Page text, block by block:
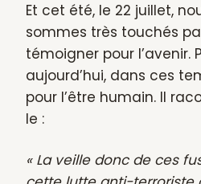
Et cet été, le 22 juillet,
sommes très touchés
témoigner pour l’avenir.
aujourd’hui, dans ces
pour l’être humain. Il
le :
« La veille donc de ces